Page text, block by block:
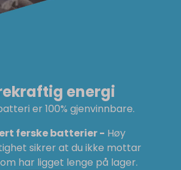
energi
er 100% gjenvinnbare.
ferske batterier - Høy
sikrer at du ikke mottar
har ligget lenge på lager.